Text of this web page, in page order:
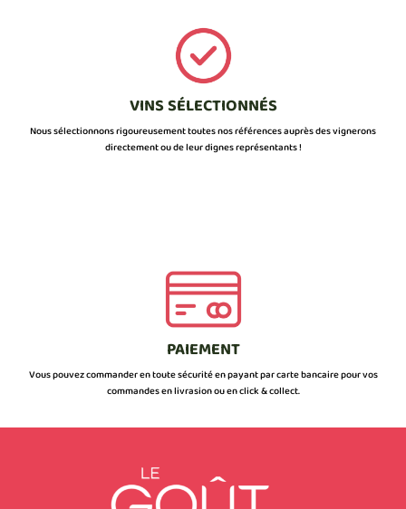
VINS SÉLECTIONNÉS
Nous sélectionnons rigoureusement toutes nos références auprès des vignerons
directement ou de leur dignes représentants !
PAIEMENT
Vous pouvez commander en toute sécurité en payant par carte bancaire pour vos
commandes en livrasion ou en click & collect.